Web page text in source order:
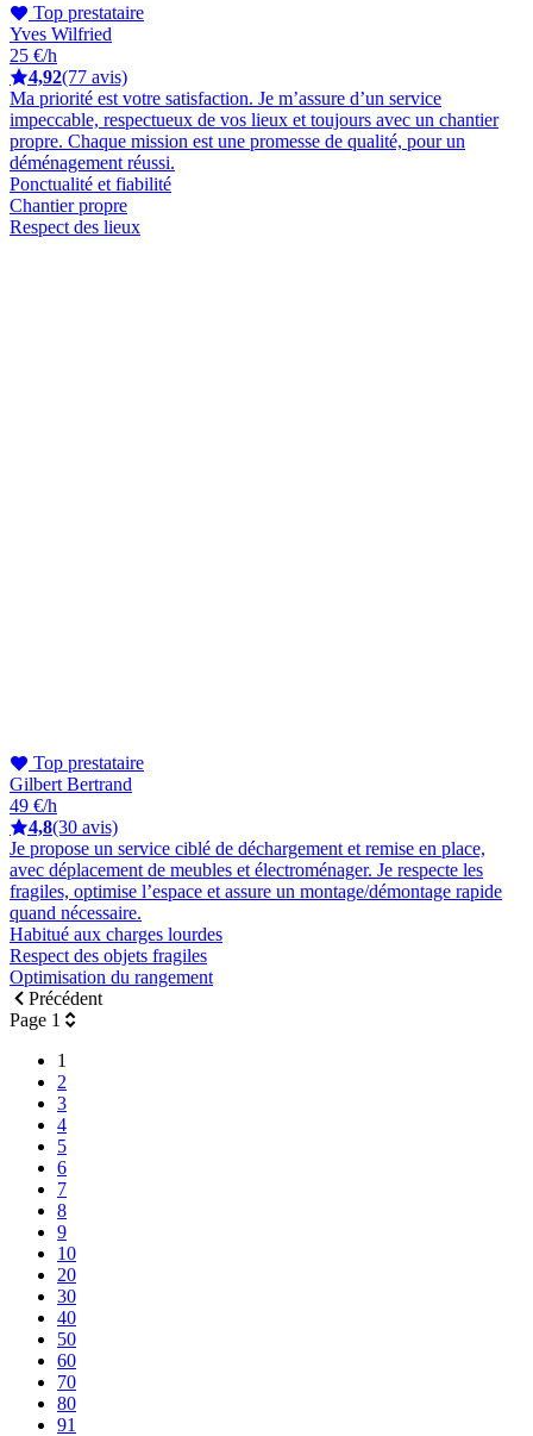
Top prestataire
Yves Wilfried
25 €/h
4,92(77 avis)
Ma priorité est votre satisfaction. Je m’assure d’un service
impeccable, respectueux de vos lieux et toujours avec un chantier
propre. Chaque mission est une promesse de qualité, pour un
déménagement réussi.
Ponctualité et fiabilité
Chantier propre
Respect des lieux
Top prestataire
Gilbert Bertrand
49 €/h
4,8(30 avis)
Je propose un service ciblé de déchargement et remise en place,
avec déplacement de meubles et électroménager. Je respecte les
fragiles, optimise l’espace et assure un montage/démontage rapide
quand nécessaire.
Habitué aux charges lourdes
Respect des objets fragiles
Optimisation du rangement
Précédent
Page 1
1
2
3
4
5
6
7
8
9
10
20
30
40
50
60
70
80
91